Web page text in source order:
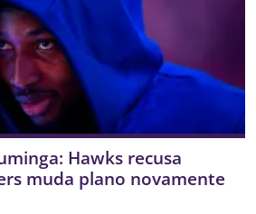
Hawks recusa
muda plano novamente